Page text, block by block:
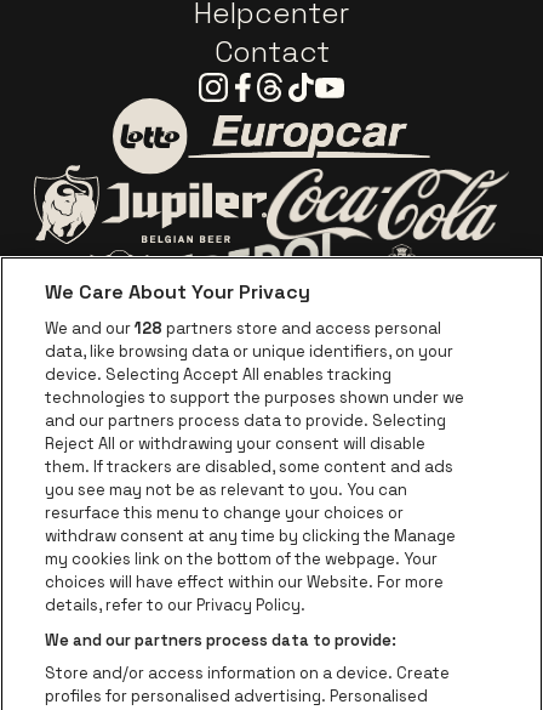
Helpcenter
Contact
Instagram
Facebook
Threads
TiktokYoutube
Visitez le site de Lotto
Visitez le site de
Visitez le site de Jupiler Visitez le site de
Visitez le site de Red Bull
Visitez le site de Le logo de
Visitez le site de Le logo Jameson en
Visitez le site de CrokyVisitez le site de Bruzz
Visitez le site de Le SoirVisitez le site de
Visitez le site de Radio
Forest National fait partie de be•at
Forest National
Avenue Victor Rousseau 208, 1190 Forest
Be-At Venues
We Care About Your Privacy
We and our128 partners store and access personal
data, like browsing data or unique identifiers, on your
device. Selecting Accept All enables tracking
technologies to support the purposes shown under we
and our partners process data to provide. Selecting
Reject All or withdrawing your consent will disable
them. If trackers are disabled, some content and ads
you see may not be as relevant to you. You can
resurface this menu to change your choices or
withdraw consent at any time by clicking the Manage
my cookies link on the bottom of the webpage. Your
choices will have effect within our Website. For more
details, refer to our Privacy Policy.
We and our partners process data to provide:
Store and/or access information on a device. Create
profiles for personalised advertising. Personalised